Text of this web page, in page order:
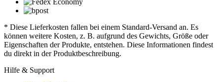
* Diese Lieferkosten fallen bei einem Standard-Versand an. Es
können weitere Kosten, z. B. aufgrund des Gewichts, Größe oder
Eigenschaften der Produkte, entstehen. Diese Informationen findest
du direkt in der Produktbeschreibung.
Hilfe & Support